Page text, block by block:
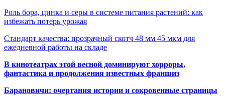
Роль бора, цинка и серы в системе питания растений: как
избежать потерь урожая
Стандарт качества: прозрачный скотч 48 мм 45 мкм для
ежедневной работы на складе
В кинотеатрах этой весной доминируют хорроры,
фантастика и продолжения известных франшиз
Барановичи: очертания истории и сокровенные страницы